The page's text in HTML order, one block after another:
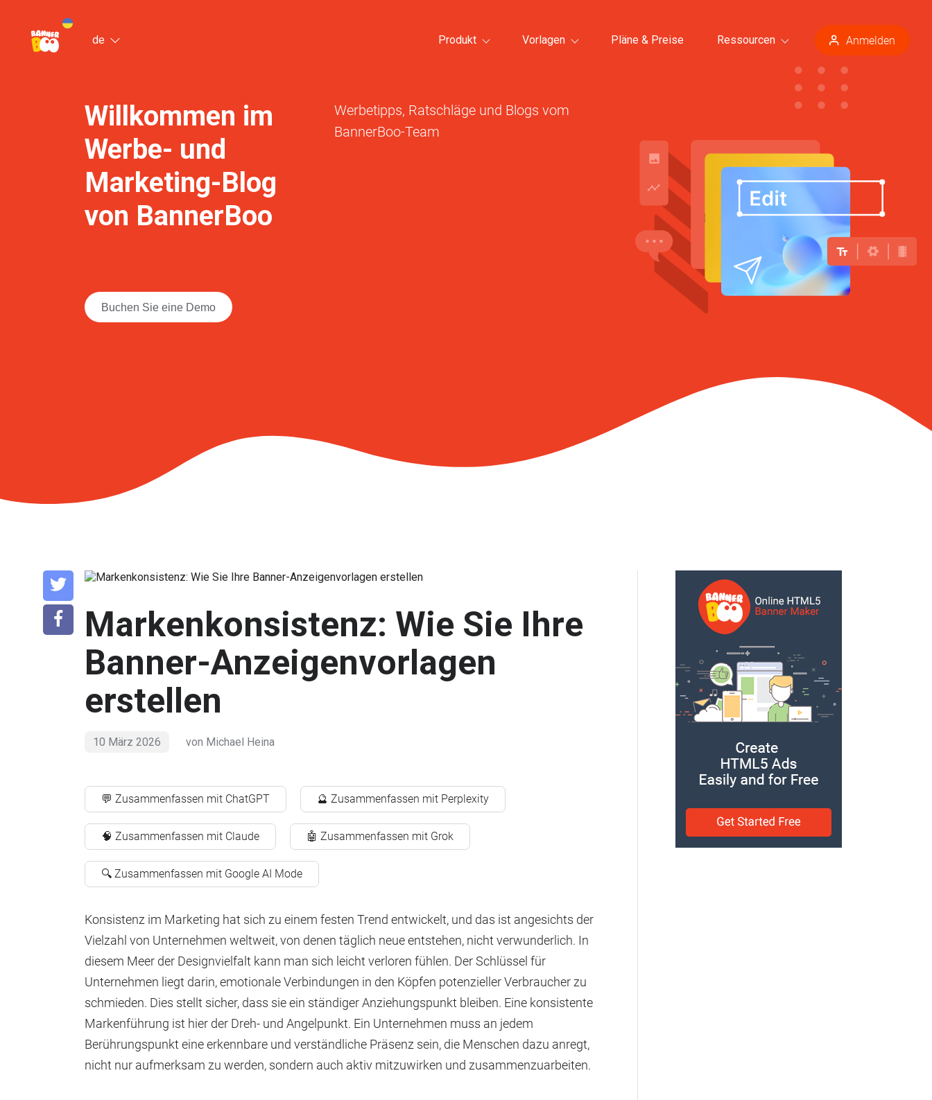
de Anmelden
Produkt Vorlagen Pläne & Preise Ressourcen
Willkommen im
Werbe- und
Marketing-Blog
von BannerBoo
Werbetipps, Ratschläge und Blogs vom
BannerBoo-Team
Buchen Sie eine Demo
Markenkonsistenz: Wie Sie Ihre
Banner-Anzeigenvorlagen
erstellen
10 März 2026 von Michael Heina
💬 Zusammenfassen mit ChatGPT 🔮 Zusammenfassen mit Perplexity
🧠 Zusammenfassen mit Claude 🤖 Zusammenfassen mit Grok
🔍 Zusammenfassen mit Google AI Mode
Konsistenz im Marketing hat sich zu einem festen Trend entwickelt, und das ist angesichts der
Vielzahl von Unternehmen weltweit, von denen täglich neue entstehen, nicht verwunderlich. In
diesem Meer der Designvielfalt kann man sich leicht verloren fühlen. Der Schlüssel für
Unternehmen liegt darin, emotionale Verbindungen in den Köpfen potenzieller Verbraucher zu
schmieden. Dies stellt sicher, dass sie ein ständiger Anziehungspunkt bleiben. Eine konsistente
Markenführung ist hier der Dreh- und Angelpunkt. Ein Unternehmen muss an jedem
Berührungspunkt eine erkennbare und verständliche Präsenz sein, die Menschen dazu anregt,
nicht nur aufmerksam zu werden, sondern auch aktiv mitzuwirken und zusammenzuarbeiten.